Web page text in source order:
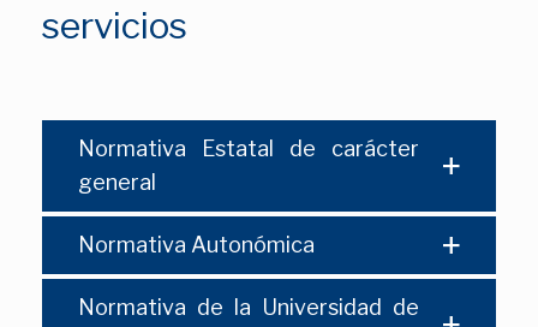
servicios
Normativa Estatal de carácter
general
Normativa Autonómica
Normativa de la Universidad de